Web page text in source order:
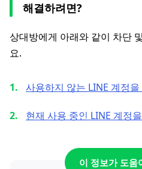
해결하려면?
상대방에게 아래와 같이 차단
요.
사용하지 않는 LINE 계정
현재 사용 중인 LINE 계정
이 정보가 도움